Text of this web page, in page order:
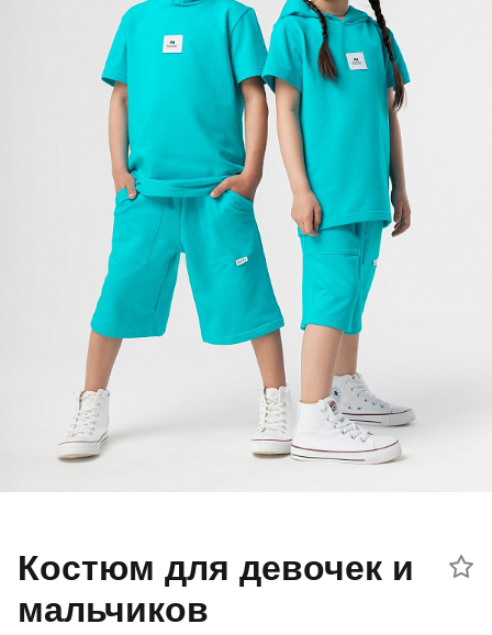
Костюм для девочек и
мальчиков
Добавляйте товары
в корзину
Оплачивайте сегодня только
25 % картой любого банка
Получайте товар
выбранный способом